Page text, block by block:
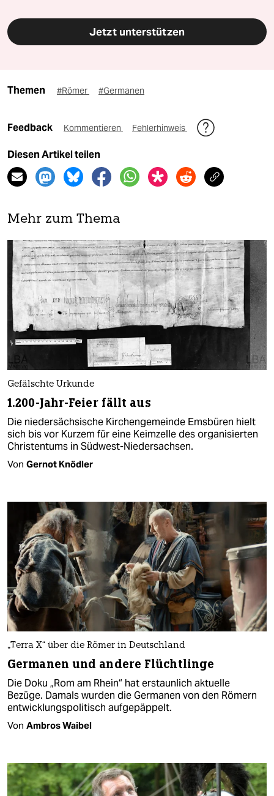
Jetzt unterstützen
Themen #Römer #Germanen
Feedback Kommentieren Fehlerhinweis
Diesen Artikel teilen
Mehr zum Thema
Gefälschte Urkunde
1.200-Jahr-Feier fällt aus
Die niedersächsische Kirchengemeinde Emsbüren hielt
sich bis vor Kurzem für eine Keimzelle des organisierten
Christentums in Südwest-Niedersachsen.
Von Gernot Knödler
„Terra X“ über die Römer in Deutschland
Germanen und andere Flüchtlinge
Die Doku „Rom am Rhein“ hat erstaunlich aktuelle
Bezüge. Damals wurden die Germanen von den Römern
entwicklungspolitisch aufgepäppelt.
Von Ambros Waibel